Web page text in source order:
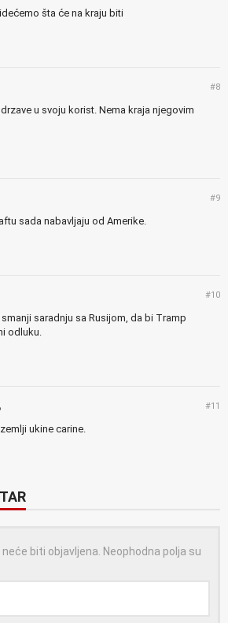
šta će na kraju biti
#8
u svoju korist. Nema kraja njegovim
#9
sada nabavljaju od Amerike.
#10
saradnju sa Rusijom, da bi Tramp
odluku.
#11
ukine carine.
biti objavljena. Neophodna polja su